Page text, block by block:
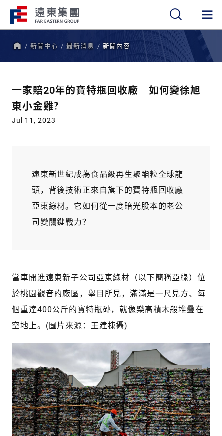
新聞中心 最新消息 新聞內容
一家賠20年的寶特瓶回收廠 如何變徐旭
東小金雞？
Jul 11, 2023
遠東新世紀成為食品級再生聚酯粒全球龍
頭，背後技術正來自旗下的寶特瓶回收廠
亞東綠材。它如何從一度賠光股本的老公
司變關鍵戰力？
當車開進遠東新子公司亞東綠材（以下簡稱亞綠）位
於桃園觀音的廠區，舉目所見，滿滿是一尺見方、每
個重達400公斤的寶特瓶磚，就像樂高積木般堆疊在
空地上。(圖片來源：王建棟攝)